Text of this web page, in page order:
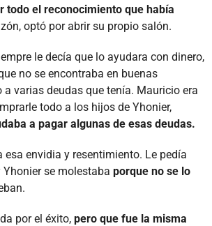
todo el reconocimiento que había
optó por abrir su propio salón.
le decía que lo ayudara con dinero,
no se encontraba en buenas
varias deudas que tenía. Mauricio era
todo a los hijos de Yhonier,
a pagar algunas de esas deudas.
esa envidia y resentimiento. Le pedía
se molestaba porque no se lo
por el éxito, pero que fue la misma